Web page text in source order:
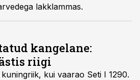
lakklammas.
kangelane:
riigi
kui vaarao Seti I 1290.